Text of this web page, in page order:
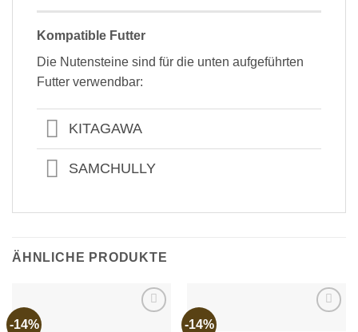
Kompatible Futter
Die Nutensteine sind für die unten aufgeführten
Futter verwendbar:
KITAGAWA
SAMCHULLY
ÄHNLICHE PRODUKTE
-14% -14%